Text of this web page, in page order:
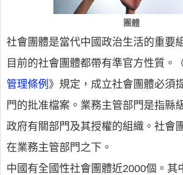
團體
社會團體是當代中國政治生活的重要
目前的社會團體都帶有準官方性質。
管理條例 》規定，成立社會團體必須
門的批准檔案。業務主管部門是指縣
政府有關部門及其授權的組織。社會
在業務主管部門之下。
中國有全國性社會團體近2000個。其